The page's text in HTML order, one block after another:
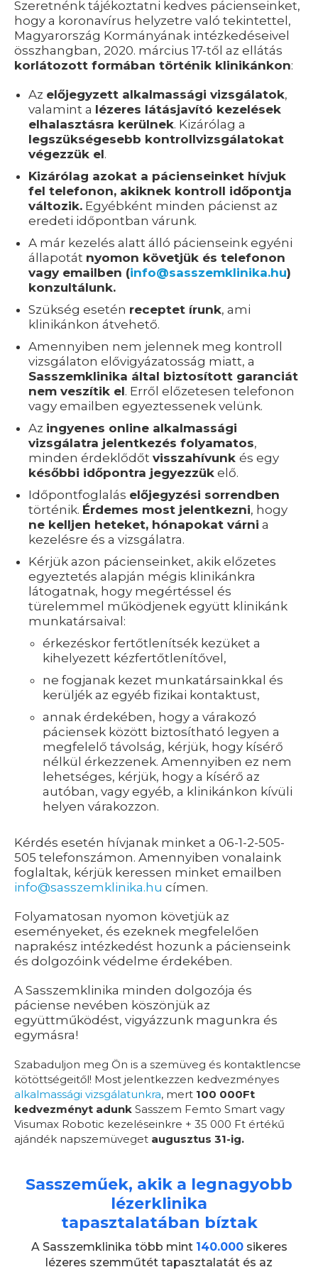
Szeretnénk tájékoztatni kedves pácienseinket,
hogy a koronavírus helyzetre való tekintettel,
Magyarország Kormányának intézkedéseivel
összhangban, 2020. március 17-től az ellátás
korlátozott formában történik klinikánkon:
Az előjegyzett alkalmassági vizsgálatok,
valamint a lézeres látásjavító kezelések
elhalasztásra kerülnek. Kizárólag a
legszükségesebb kontrollvizsgálatokat
végezzük el.
Kizárólag azokat a pácienseinket hívjuk
fel telefonon, akiknek kontroll időpontja
változik. Egyébként minden pácienst az
eredeti időpontban várunk.
A már kezelés alatt álló pácienseink egyéni
állapotát nyomon követjük és telefonon
vagy emailben (info@sasszemklinika.hu)
konzultálunk.
Szükség esetén receptet írunk, ami
klinikánkon átvehető.
Amennyiben nem jelennek meg kontroll
vizsgálaton elővigyázatosság miatt, a
Sasszemklinika által biztosított garanciát
nem veszítik el. Erről előzetesen telefonon
vagy emailben egyeztessenek velünk.
Az ingyenes online alkalmassági
vizsgálatra jelentkezés folyamatos,
minden érdeklődőt visszahívunk és egy
későbbi időpontra jegyezzük elő.
Időpontfoglalás előjegyzési sorrendben
történik. Érdemes most jelentkezni, hogy
ne kelljen heteket, hónapokat várni a
kezelésre és a vizsgálatra.
Kérjük azon pácienseinket, akik előzetes
egyeztetés alapján mégis klinikánkra
látogatnak, hogy megértéssel és
türelemmel működjenek együtt klinikánk
munkatársaival:
érkezéskor fertőtlenítsék kezüket a
kihelyezett kézfertőtlenítővel,
ne fogjanak kezet munkatársainkkal és
kerüljék az egyéb fizikai kontaktust,
annak érdekében, hogy a várakozó
páciensek között biztosítható legyen a
megfelelő távolság, kérjük, hogy kísérő
nélkül érkezzenek. Amennyiben ez nem
lehetséges, kérjük, hogy a kísérő az
autóban, vagy egyéb, a klinikánkon kívüli
helyen várakozzon.
Kérdés esetén hívjanak minket a 06-1-2-505-
505 telefonszámon. Amennyiben vonalaink
foglaltak, kérjük keressen minket emailben
info@sasszemklinika.hu címen.
Folyamatosan nyomon követjük az
eseményeket, és ezeknek megfelelően
naprakész intézkedést hozunk a pácienseink
és dolgozóink védelme érdekében.
A Sasszemklinika minden dolgozója és
páciense nevében köszönjük az
együttműködést, vigyázzunk magunkra és
egymásra!
Szabaduljon meg Ön is a szemüveg és kontaktlencse
kötöttségeitől! Most jelentkezzen kedvezményes
alkalmassági vizsgálatunkra, mert 100 000Ft
kedvezményt adunk Sasszem Femto Smart vagy
Visumax Robotic kezeléseinkre + 35 000 Ft értékű
ajándék napszemüveget augusztus 31-ig.
Sasszeműek, akik a legnagyobb
lézerklinika
tapasztalatában bíztak
A Sasszemklinika több mint 140.000sikeres
lézeres szemműtét tapasztalatát és az